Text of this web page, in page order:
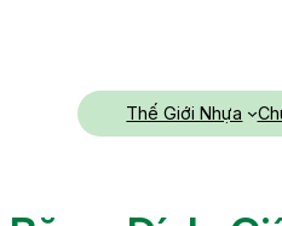
Thế Giới Nhựa